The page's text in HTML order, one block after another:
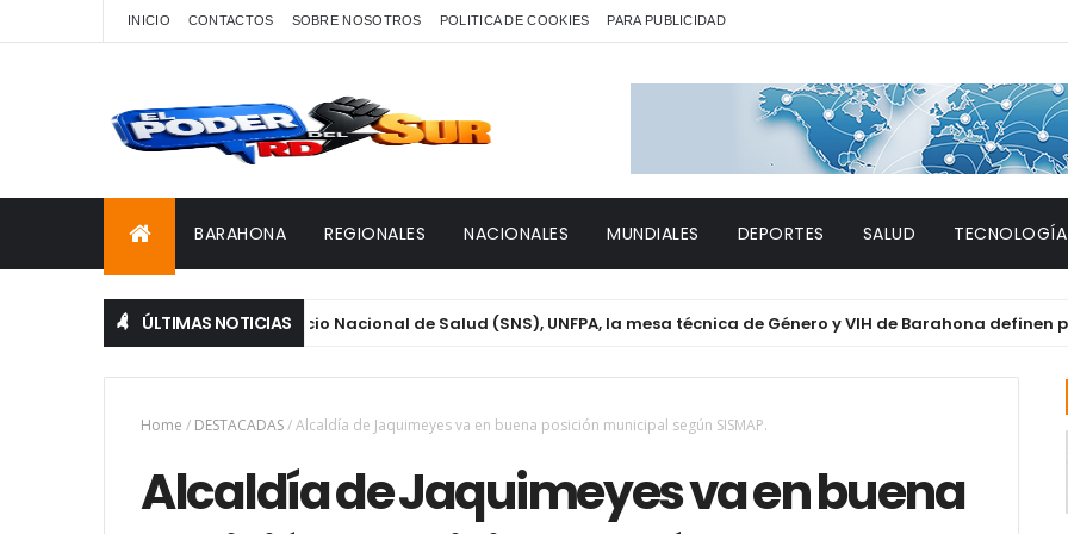
INICIO CONTACTOS SOBRE NOSOTROS POLITICA DE COOKIES PARA PUBLICIDAD
BARAHONA REGIONALES NACIONALES MUNDIALES DEPORTES SALUD TECNOLOGÍA
ÚLTIMAS NOTICIAS
CONAVIHSIDA, Servicio Nacional de Salud (SNS), UNFPA, la mesa técnica de Género y VIH de Barahona definen
Home / DESTACADAS/Alcaldía de Jaquimeyes va en buena posición municipal según SISMAP.
Alcaldía de Jaquimeyes va en buena